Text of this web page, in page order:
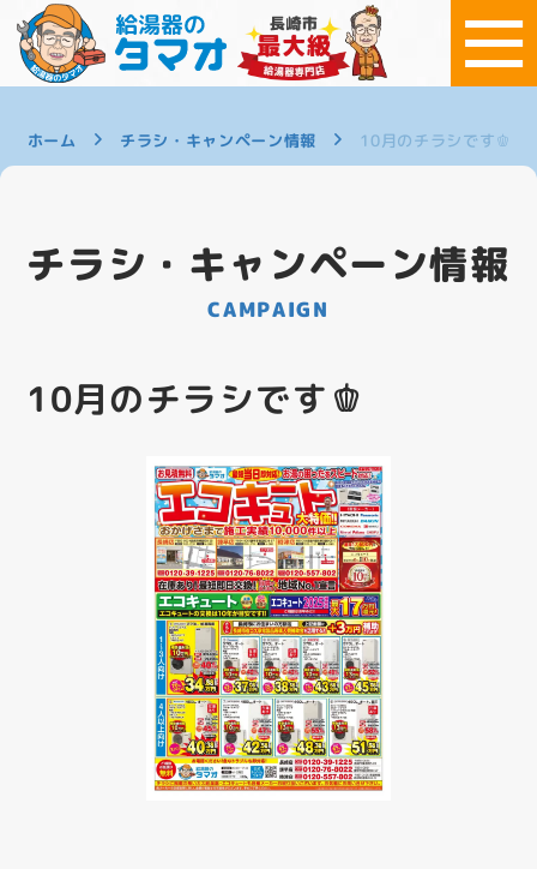
ホーム チラシ・キャンペーン情報 10月のチラシです🫑
チラシ・キャンペーン情報
CAMPAIGN
10月のチラシです🫑